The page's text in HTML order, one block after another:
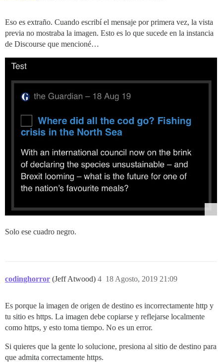
Eso es extraño. Cuando escribí el mensaje por primera vez, la vista
previa no mostraba la imagen. Esto es lo que sucede en la instancia
de Discourse que mencioné…
Solo ese cuadro negro.
codinghorror (Jeff Atwood) 18 Agosto, 2019 21:09
4
Es porque la imagen de origen de destino es incorrectamente http y
tu sitio es https. La imagen debe copiarse y reflejarse localmente
como https, y esto toma tiempo. No es un error.
Si quieres que la gente lo solucione, presiona al sitio de destino para
que admita correctamente https.